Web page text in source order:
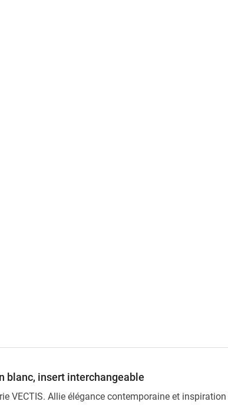
blanc, insert interchangeable
VECTIS. Allie élégance contemporaine et